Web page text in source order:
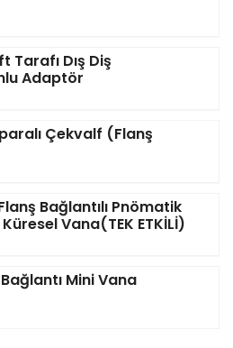
Tarafı Dış Diş
Adaptör
Çekvalf (Flanş
Bağlantılı Pnömatik
Vana(TEK ETKİLİ)
Mini Vana